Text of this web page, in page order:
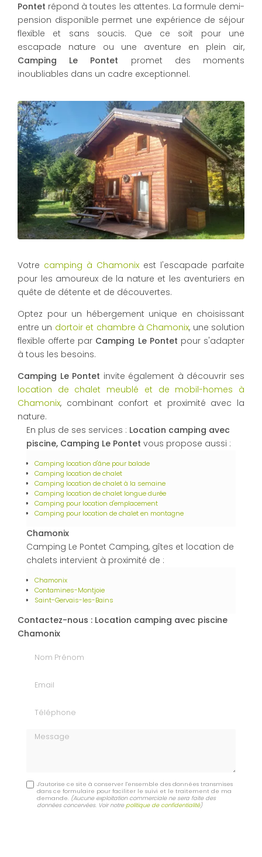
Pontet répond à toutes les attentes. La formule demi-
pension disponible permet une expérience de séjour
flexible et sans soucis. Que ce soit pour une
escapade nature ou une aventure en plein air,
Camping Le Pontet promet des moments
inoubliables dans un cadre exceptionnel.
Votre camping à Chamonix est l'escapade parfaite
pour les amoureux de la nature et les aventuriers en
quête de détente et de découvertes.
Optez pour un hébergement unique en choisissant
entre un dortoir et chambre à Chamonix, une solution
flexible offerte par Camping Le Pontet pour s'adapter
à tous les besoins.
Camping Le Pontet invite également à découvrir ses
location de chalet meublé et de mobil-homes à
Chamonix, combinant confort et proximité avec la
nature.
En plus de ses services : Location camping avec
piscine, Camping Le Pontet vous propose aussi :
Camping location d'âne pour balade
Camping location de chalet
Camping location de chalet à la semaine
Camping location de chalet longue durée
Camping pour location d'emplacement
Camping pour location de chalet en montagne
Chamonix
Camping Le Pontet Camping, gîtes et location de
chalets intervient à proximité de :
Chamonix
Contamines-Montjoie
Saint-Gervais-les-Bains
Contactez-nous : Location camping avec piscine
Chamonix
Nom Prénom
Email
Téléphone
Message
J'autorise ce site à conserver l'ensemble des données transmises
dans ce formulaire pour faciliter le suivi et le traitement de ma
demande. (Aucune exploitation commerciale ne sera faite des
données concervées. Voir notre politique de confidentialité)